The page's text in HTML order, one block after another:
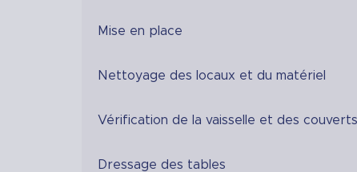
Mise en place
Nettoyage des locaux et du matériel
Vérification de la vaisselle et des couverts
Dressage des tables